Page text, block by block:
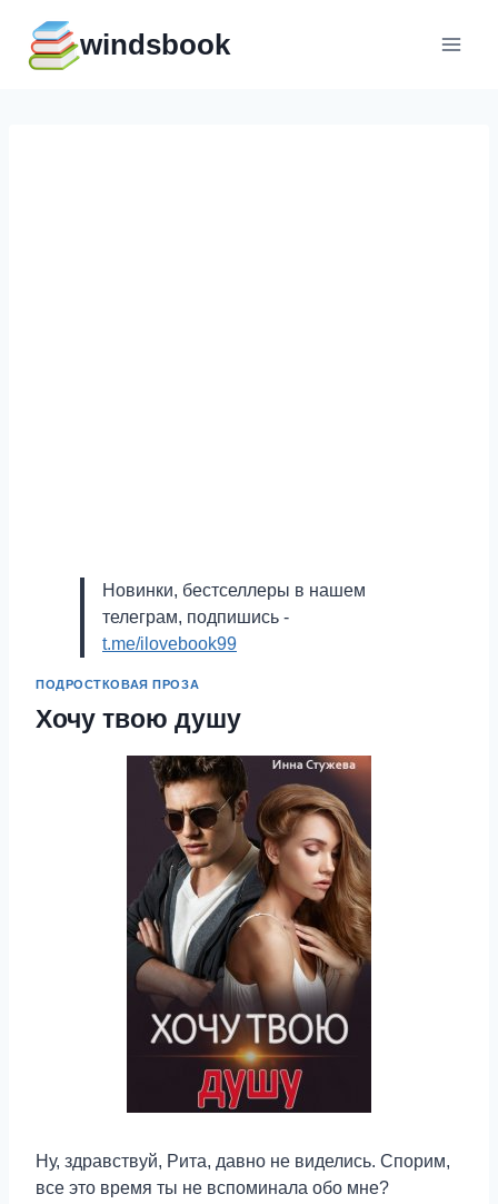
содержимому
windsbook
Новинки, бестселлеры в нашем
телеграм, подпишись -
t.me/ilovebook99
ПОДРОСТКОВАЯ ПРОЗА
Хочу твою душу
Ну, здравствуй, Рита, давно не виделись. Спорим,
все это время ты не вспоминала обо мне?